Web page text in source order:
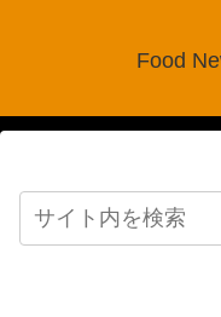
Food